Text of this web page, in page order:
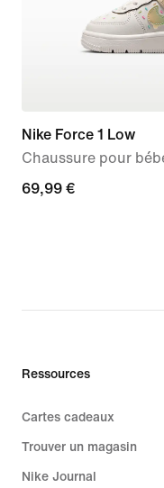
Nike Force 1 Low
Chaussure pour
69,99 €
69,99 €
Ressources
Cartes cadeaux
Trouver un magasin
Nike Journal